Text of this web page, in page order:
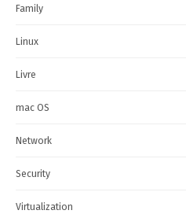
Family
Linux
Livre
mac OS
Network
Security
Virtualization